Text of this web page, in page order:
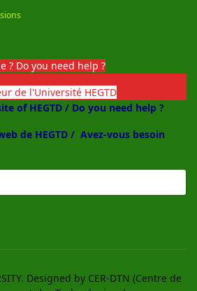
? Do you need help ?
de l'Université HEGTD
of HEGTD / Do you need help ?
de HEGTD / Avez-vous besoin
Designed by CER-DTN (Centre de